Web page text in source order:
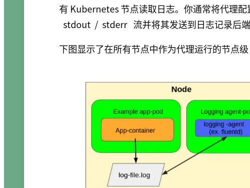
有 Kubernetes 节点读取日志。你通常将代理配
stdout / stderr 流并将其发送到日志记录后端
下图显示了在所有节点中作为代理运行的节点级